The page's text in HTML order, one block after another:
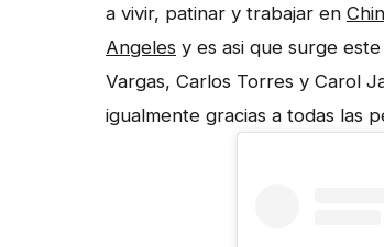
a vivir, patinar y trabajar en
Angeles y es asi que surge
Vargas, Carlos Torres y Carol
igualmente gracias a todas las